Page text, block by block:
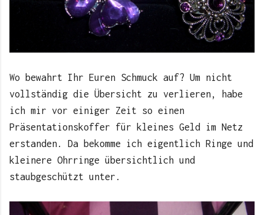
Wo bewahrt Ihr Euren Schmuck auf? Um nicht
vollständig die Übersicht zu verlieren, habe
ich mir vor einiger Zeit so einen
Präsentationskoffer für kleines Geld im Netz
erstanden. Da bekomme ich eigentlich Ringe und
kleinere Ohrringe übersichtlich und
staubgeschützt unter.